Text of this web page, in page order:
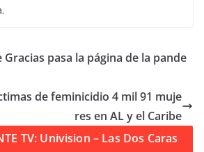
Gracias pasa la página de la pande
de feminicidio 4 mil 91 muje
res en AL y el Caribe
TV: Univision – Las Dos Caras